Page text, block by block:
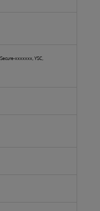
xxxxxxx, YSC,